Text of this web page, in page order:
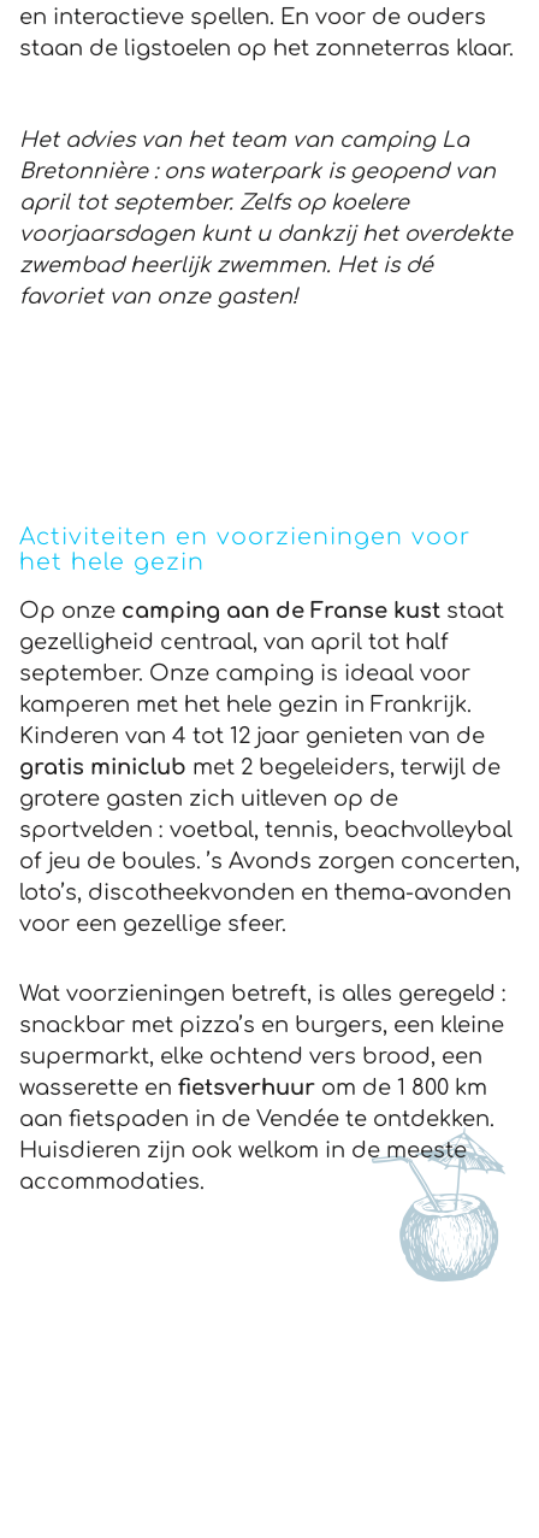
en interactieve spellen. En voor de ouders
staan de ligstoelen op het zonneterras klaar.
Het advies van het team van camping La
Bretonnière : ons waterpark is geopend van
april tot september. Zelfs op koelere
voorjaarsdagen kunt u dankzij het overdekte
zwembad heerlijk zwemmen. Het is dé
favoriet van onze gasten!
Activiteiten en voorzieningen voor
het hele gezin
Op onze camping aan de Franse kust staat
gezelligheid centraal, van april tot half
september. Onze camping is ideaal voor
kamperen met het hele gezin in Frankrijk.
Kinderen van 4 tot 12 jaar genieten van de
gratis miniclub met 2 begeleiders, terwijl de
grotere gasten zich uitleven op de
sportvelden : voetbal, tennis, beachvolleybal
of jeu de boules. ’s Avonds zorgen concerten,
loto’s, discotheekvonden en thema-avonden
voor een gezellige sfeer.
Wat voorzieningen betreft, is alles geregeld :
snackbar met pizza’s en burgers, een kleine
supermarkt, elke ochtend vers brood, een
wasserette en fietsverhuur om de 1 800 km
aan fietspaden in de Vendée te ontdekken.
Huisdieren zijn ook welkom in de meeste
accommodaties.